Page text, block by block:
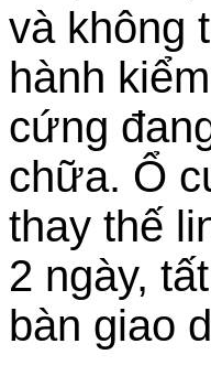
và không
hành
cứng
chữa. Ổ
thay thế
2 ngày,
bàn giao